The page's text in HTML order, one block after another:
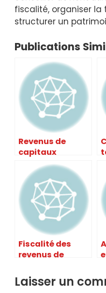
fiscalité, organiser la
structurer un
Publications
Revenus de
capitaux
mobiliers :
comment ça
marche ?
Fiscalité des
revenus de
(SIIC)
Laisser un